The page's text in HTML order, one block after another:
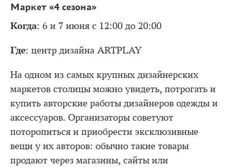
Маркет «4 сезона»
Когда: 6 и 7 июня с 12:00 до 20:00
Где: центр дизайна ARTPLAY
На одном из самых крупных дизайнерских
маркетов столицы можно увидеть, потрогать и
купить авторские работы дизайнеров одежды и
аксессуаров. Организаторы советуют
поторопиться и приобрести эксклюзивные
вещи у их авторов: обычно такие товары
продают через магазины, сайты или